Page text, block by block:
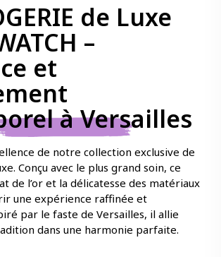
de Luxe
–
et
à Versailles
de notre collection exclusive de
Conçu avec le plus grand soin, ce
de l’or et la délicatesse des matériaux
une expérience raffinée et
par le faste de Versailles, il allie
dans une harmonie parfaite.